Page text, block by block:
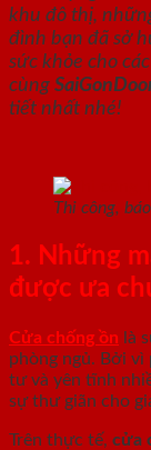
khu đô thị,
đình bạn đã sở
sức khỏe cho
cùng
tiết nhất nhé!
Thi công,
1. Những
được ưa
Cửa chống ồn là
phòng ngủ. Bởi vì
tư và yên tĩnh
sự thư giãn cho
Trên thực tế, cửa